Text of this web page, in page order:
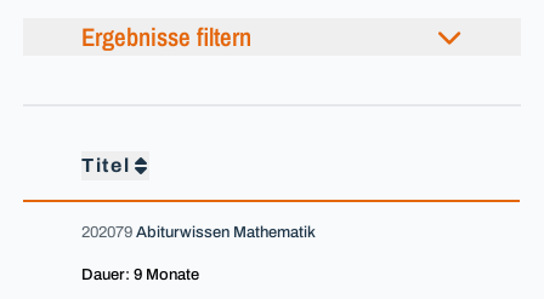
Ergebnisse filtern
Titel
202079 Abiturwissen Mathematik
Dauer: 9 Monate